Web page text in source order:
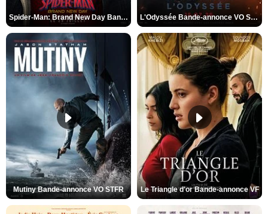
Spider-Man: Brand New Day Bande-annonce VO STFR L'Odyssée Bande-annonce VO STFR
Mutiny Bande-annonce VO STFR Le Triangle d'or Bande-annonce VF